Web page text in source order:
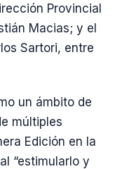
Provincial
Macias; y el
Sartori, entre
un ámbito de
múltiples
Edición en la
“estimularlo y